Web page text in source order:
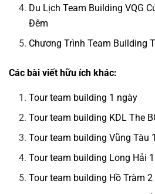
Du Lịch Team Building VQG
Đêm
Chương Trình Team Building
Các bài viết hữu ích khác:
Tour team building 1 ngày
Tour team building KDL The
Tour team building Vũng Tàu
Tour team building Long Hải
Tour team building Hồ Tràm